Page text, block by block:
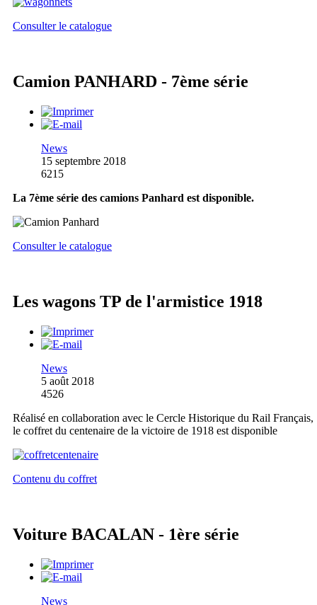
Consulter le catalogue
Camion PANHARD - 7ème série
News
15 septembre 2018
6215
La 7ème série des camions Panhard est disponible.
Consulter le catalogue
Les wagons TP de l'armistice 1918
News
5 août 2018
4526
Réalisé en collaboration avec le Cercle Historique du Rail Français,
le coffret du centenaire de la victoire de 1918 est disponible
Contenu du coffret
Voiture BACALAN - 1ère série
News